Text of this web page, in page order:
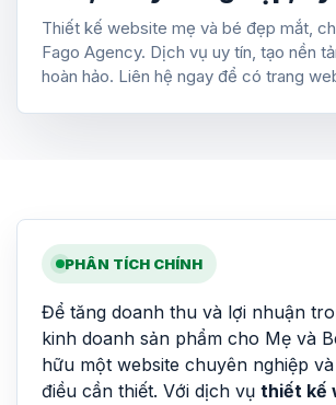
Thiết kế website mẹ và bé đẹp mắt,
Fago Agency. Dịch vụ uy tín, tạo nền
hoàn hảo. Liên hệ ngay để có trang
PHÂN TÍCH CHÍNH
Để tăng doanh thu và lợi nhuận
kinh doanh sản phẩm cho Mẹ và
hữu một website chuyên nghiệp
điều cần thiết. Với dịch vụ thiết kế